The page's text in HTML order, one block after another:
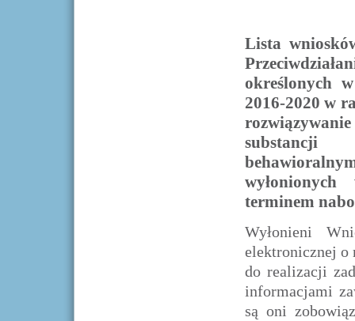
Lista
określonych
2016-2020 w
substancji
terminem
Wyłonieni
elektronicznej o
do realizacji
informacjami
są oni